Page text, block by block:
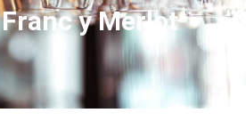
y Merlot